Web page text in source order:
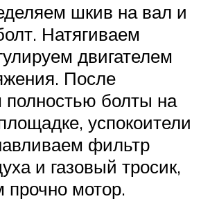
шкив на вал и
Натягиваем
двигателем
После
полностью болты на
успокоители
фильтр
и газовый тросик,
прочно мотор.